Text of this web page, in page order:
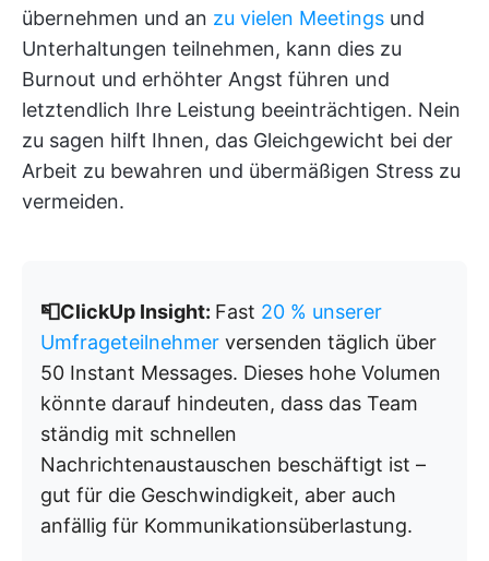
übernehmen und an zu vielen Meetings und
Unterhaltungen teilnehmen, kann dies zu
Burnout und erhöhter Angst führen und
letztendlich Ihre Leistung beeinträchtigen. Nein
zu sagen hilft Ihnen, das Gleichgewicht bei der
Arbeit zu bewahren und übermäßigen Stress zu
vermeiden.
📮ClickUp Insight: Fast 20 % unserer
Umfrageteilnehmer versenden täglich über
50 Instant Messages. Dieses hohe Volumen
könnte darauf hindeuten, dass das Team
ständig mit schnellen
Nachrichtenaustauschen beschäftigt ist –
gut für die Geschwindigkeit, aber auch
anfällig für Kommunikationsüberlastung.